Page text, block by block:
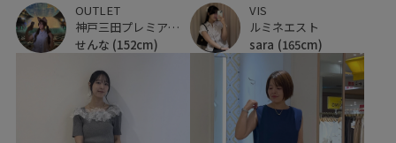
OUTLET
神戸三田プレミアム・アウトレット
せんな (152cm)
VIS
ルミネエスト
sara (165cm)